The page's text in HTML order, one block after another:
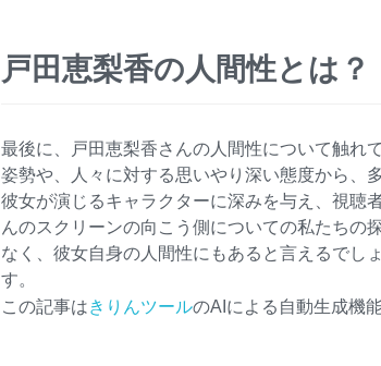
戸田恵梨香の人間性とは？
最後に、戸田恵梨香さんの人間性について触れ
姿勢や、人々に対する思いやり深い態度から、
彼女が演じるキャラクターに深みを与え、視聴
んのスクリーンの向こう側についての私たちの
なく、彼女自身の人間性にもあると言えるでし
す。
この記事はきりんツールのAIによる自動生成機